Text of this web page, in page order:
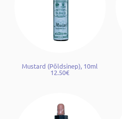
Mustard (Põldsinep), 10ml
12.50€